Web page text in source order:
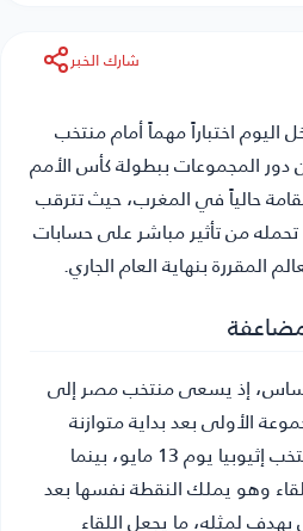
شارك الخبر
اليوم اختباراً مهماً أمام منتخب
دور المجموعات ببطولة كأس الأمم
17 عاماً، المقامة حالياً في المغرب، حيث تترقب
تحمله من تأثير مباشر على حسابات
المقررة بنهاية العام الجاري.
إذ يسعى منتخب مصر إلى
الأولى بعد بداية متوازنة
انتهت بتعادل سلبي مع منتخب إثيوبيا يوم 13 مايو، بينما
وهو يملك النقطة نفسها بعد
لمثله، ما يجعل اللقاء